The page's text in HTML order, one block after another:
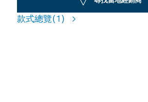
款式總覽(1)